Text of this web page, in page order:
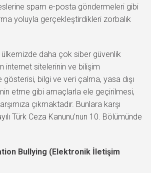
spam e-posta göndermeleri gibi
yoluyla gerçekleştirdikleri zorbalık
ülkemizde daha çok siber güvenlik
internet sitelerinin ve bilişim
bilgi ve veri çalma, yasa dışı
etme gibi amaçlarla ele geçirilmesi,
çıkmaktadır. Bunlara karşı
Türk Ceza Kanunu’nun 10. Bölümünde
Bullying (Elektronik İletişim